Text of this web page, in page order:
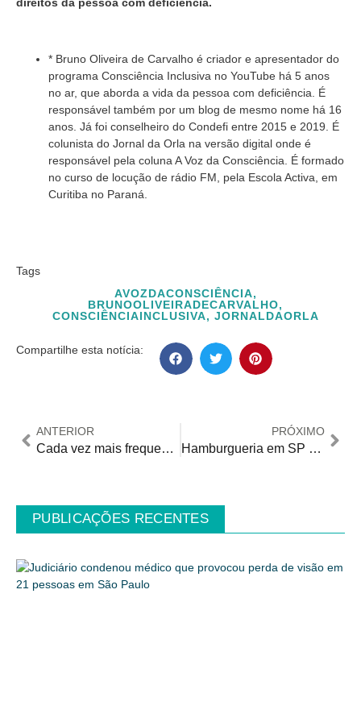
* Bruno Oliveira de Carvalho é criador e apresentador do
programa Consciência Inclusiva no YouTube há 5 anos
no ar, que aborda a vida da pessoa com deficiência. É
responsável também por um blog de mesmo nome há 16
anos. Já foi conselheiro do Condefi entre 2015 e 2019. É
colunista do Jornal da Orla na versão digital onde é
responsável pela coluna A Voz da Consciência. É formado
no curso de locução de rádio FM, pela Escola Activa, em
Curitiba no Paraná.
Tags
AVOZDACONSCIÊNCIA,
BRUNOOLIVEIRADECARVALHO,
CONSCIÊNCIAINCLUSIVA, JORNALDAORLA
Compartilhe esta notícia:
ANTERIOR
Cada vez mais frequentes nos aeroportos, ataques cardíacos aumentam em 50% no final do ano
PRÓXIMO
Hamburgueria em SP oferece atendimento acessível em Libras
PUBLICAÇÕES RECENTES